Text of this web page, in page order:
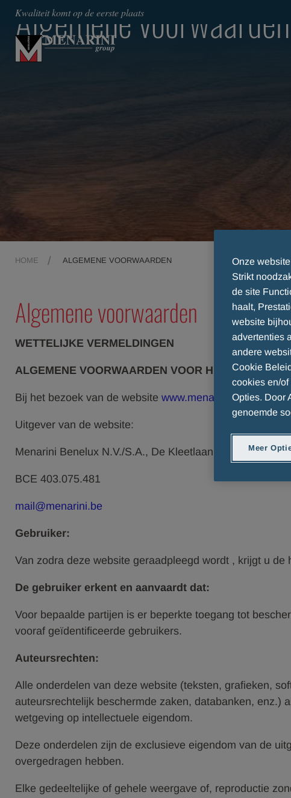
Kwaliteit komt op de eerste plaats
Algemene voorwaarden
HOME ALGEMENE VOORWAARDEN
Algemene voorwaarden
WETTELIJKE VERMELDINGEN
ALGEMENE VOORWAARDEN VOOR HET GEBRUIK
Bij het bezoek van de website www.menarini.be(hierna
Uitgever van de website:
Menarini Benelux N.V./S.A., De Kleetlaan 3, B-1831
BCE 403.075.481
mail@menarini.be
Gebruiker:
Van zodra deze website geraadpleegd wordt , krijgt u de
De gebruiker erkent en aanvaardt dat:
Voor bepaalde partijen is er beperkte toegang tot
vooraf geïdentificeerde gebruikers.
Auteursrechten:
Alle onderdelen van deze website (teksten, grafieken,
auteursrechtelijk beschermde zaken, databanken, enz.)
wetgeving op intellectuele eigendom.
Deze onderdelen zijn de exclusieve eigendom van de
overgedragen hebben.
Elke gedeeltelijke of gehele weergave of, reproductie
Onze
Strikt
de site
haalt,
website
advertenties
andere
Cookie
cookies en/
Opties. Door
genoemde
Meer